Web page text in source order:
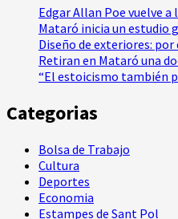
Edgar Allan Poe vuelve
Mataró inicia un estudio
Diseño de exteriores:
Retiran en Mataró una
“El estoicismo también
Categorias
Bolsa de Trabajo
Cultura
Deportes
Economia
Estampes de Sant Pol